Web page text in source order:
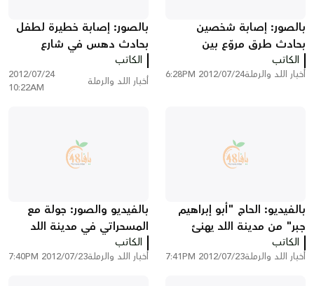
بالصور: إصابة شخصين
بحادث طرق مروّع بين
مدينتي اللد والرملة
الكاتب
أخبار اللد والرملة2012/07/24 6:28PM
بالصور: إصابة خطيرة لطفل
بحادث دهس في شارع
هرتسل وسط مدينة اللد
الكاتب
أخبار اللد والرملة
2012/07/24
10:22AM
بالفيديو: الحاج "أبو إبراهيم
جبر" من مدينة اللد يهنئ
المسلمين بحلول شهر رمضان
المبارك
الكاتب
أخبار اللد والرملة2012/07/23 7:41PM
بالفيديو والصور: جولة مع
المسحراتي في مدينة اللد
الكاتب
أخبار اللد والرملة2012/07/23 7:40PM